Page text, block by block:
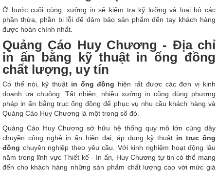
Ở bước cuối cùng, xưởng in sẽ kiểm tra kỹ lưỡng và loại bỏ các
phần thừa, phần bị lỗi để đảm bảo sản phẩm đến tay khách hàng
được hoàn chính nhất.
Quảng Cáo Huy Chương - Địa chỉ
in ấn bằng kỹ thuật in ống đồng
chất lượng, uy tín
Có thể nói, kỹ thuật in ống đồng hiện rất được các đơn vị kinh
doanh ưa chuộng. Tất nhiên, nhiều xưởng in cũng dùng phương
pháp in ấn bằng trục ống đồng để phục vụ nhu cầu khách hàng và
Quảng Cáo Huy Chương là một trong số đó.
Quảng Cáo Huy Chương sở hữu hệ thống quy mô lớn cùng dây
chuyền công nghệ in ấn hiện đại, áp dụng kỹ thuậtin trục ống
đồng chuyên nghiệp theo yêu cầu. Với kinh nghiệm hoạt động lâu
năm trong lĩnh vực Thiết kế - In ấn, Huy Chương tự tin có thể mang
đến cho khách hàng những sản phẩm chất lượng cao với mức giá